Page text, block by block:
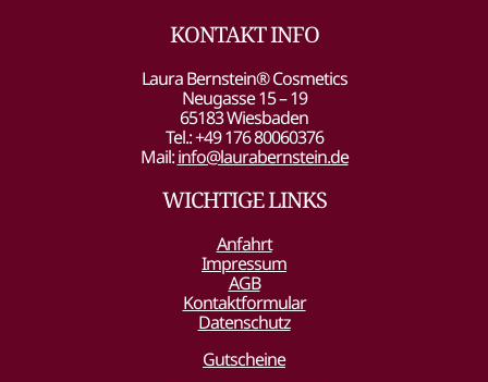
KONTAKT INFO
Laura Bernstein® Cosmetics
Neugasse 15 – 19
65183 Wiesbaden
Tel.: +49 176 80060376
Mail:info@laurabernstein.de
WICHTIGE LINKS
Anfahrt
Impressum
AGB
Kontaktformular
Datenschutz
Gutscheine